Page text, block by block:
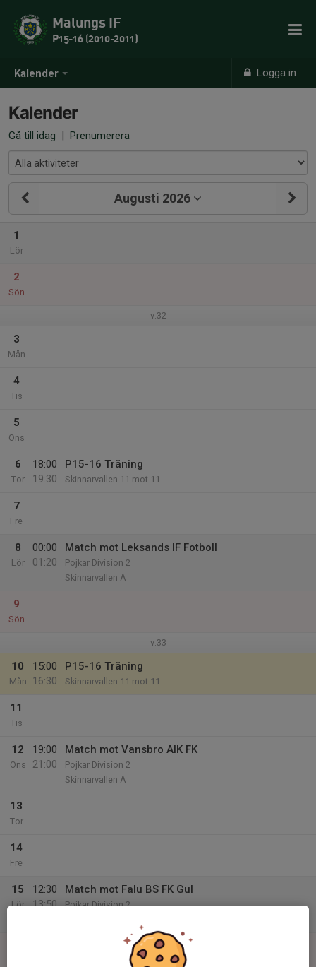
Kalender Logga in
Malungs IF
P15-16 (2010-2011)
Kalender
Gå till idag | Prenumerera
Augusti 2026
1
Lör
2
Sön
v.32
3
Mån
4
Tis
5
Ons
6
Tor
18:00
19:30
P15-16 Träning
Skinnarvallen 11 mot 11
7
Fre
8
Lör
00:00
01:20
Match mot Leksands IF Fotboll
Pojkar Division 2
Skinnarvallen A
9
Sön
v.33
10
Mån
15:00
16:30
P15-16 Träning
Skinnarvallen 11 mot 11
11
Tis
12
Ons
19:00
21:00
Match mot Vansbro AIK FK
Pojkar Division 2
Skinnarvallen A
13
Tor
14
Fre
15
Lör
12:30
13:50
Match mot Falu BS FK Gul
Pojkar Division 2
Match mot Ludvika FK
Pojkar Division 2